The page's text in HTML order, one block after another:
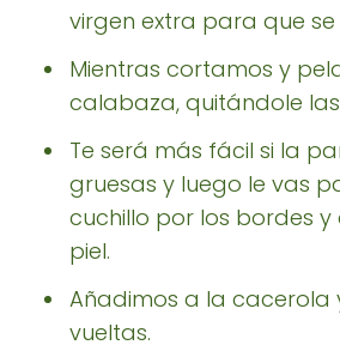
virgen extra para que se
Mientras cortamos y
calabaza, quitándole
Te será más fácil si la
gruesas y luego le vas
cuchillo por los bordes
piel.
Añadimos a la cacerola
vueltas.